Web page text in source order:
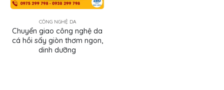
CÔNG NGHỆ DA
Chuyển giao công nghệ da
cá hồi sấy giòn thơm ngon,
dinh dưỡng